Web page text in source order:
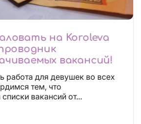
на Koroleva
вакансий!
работа для девушек во всех
тем, что
вакансий от...